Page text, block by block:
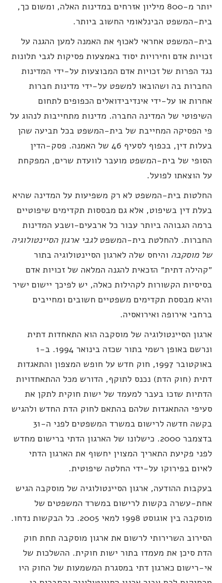
יותר מ-800 מיליון אזרחים במדינות האלה, ומשום כך,
המשפט הבינלאומי החשוב ביותר.
המשפט אחראי לאכוף את האמנה למען ההגנה על
אדם וחירויות יסוד באמצעות פסיקות לגבי תלונות
הפרות של זכויות אדם המבוצעות על-ידי המדינות
בה ושהובאו למשפט על-ידי מדינות חברות
או על-ידי אינדיבידואלים הכפופים לתחום
של המדינה החברה. מדינות מתחייבות לנהוג על
הפסיקה המחייבת של בית-המשפט בכל תביעה שהן
בעלות דין, בכפוף לסעיף 46 של האמנה. פסק-הדין
של בית-המשפט מועבר לוועדת שרים, המפקחת
הוצאתו לפועל.
בית-המשפט לא רק משפיעות על המדינה שהיא
דין בשיפוט, אלא גם מבססות תקדימים שיפוטיים
הגבוהה ביותר עבור כל ארבעים-ושבע המדינות
להחלטת בית-המשפטלגבי ארגון הסיינטולוגיה
מוסקבהוהיחס שלה לארגון הסיינטולוגיה בתור
דתית״ הזכאית להגנה המלאה של זכויות אדם
הקשורות לקהילות כאלה, יש לפיכך יישום ישיר
מבססת תקדימים משפטיים חשובים ומחייבים
אירופה ואירואסיה.
הסיינטולוגיה של מוסקבה הוא התאחדות דתית
באוקטובר 1997, חוק חדש על חופש המצפון והתאגדות
(חוק הדת) נכנס לתוקף, הדורש מכל ההתאחדויות
שזכו בעבר למעמד של ישות חוקית לתקן את
ההתאגדות שלהם בהתאם לחוק הדת החדש ולהגיש
בקשה חדשה לרישום במשרד המשפטים לפני ה-31
בדצמבר 2000. כישלונו של הארגון הדתי ברישום מחדש
פקיעת התאריך המצוין יחשוף את הארגון הדתי
בפירוקו על-ידי החלטה שיפוטית.
ההודעה, ארגון הסיינטולוגיה של מוסקבה הגיש
עשרה בקשות לרישום במשרד המשפטים של
בין אוגוסט 1998 למאי 2005. כל הבקשות נדחו.
השרירותי לרשום את ארגון מוסקבה תחת חוק
סיכן את מעמדו בתור ישות חוקית. ההשלכות של
רישום כארגון דתי במסגרת המשמעות של החוק היו